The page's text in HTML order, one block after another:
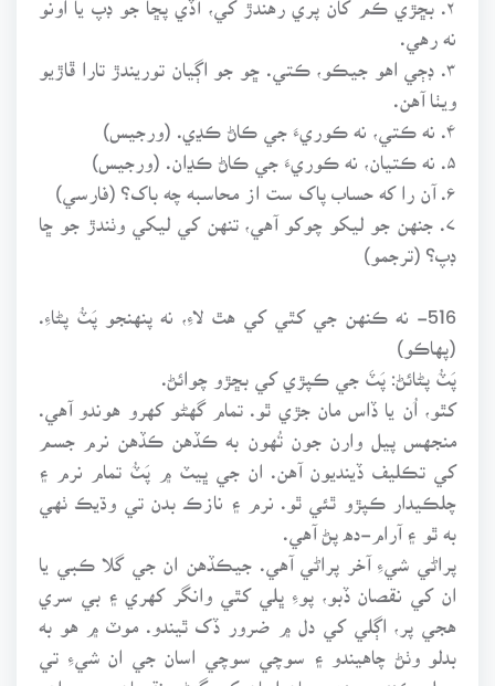
۳. ڊڄي اهو جيڪو، ڪتي. ڇو جو اڳيان توريندڙ تارا ڦاڙيو
ويٺا آهن.
۴. نه ڪتي، نه ڪوريءَ جي ڪاڻ ڪڍي. (ورجيس)
۷. جنهن جو ليکو چوکو آهي، تنهن کي ليکي وٺندڙ جو ڇا
ڊپ؟ (ترجمو)
516- نه ڪنهن جي کٿي کي هٿ لاءِ، نه پنهنجو پَٽُ پڻاءِ.
(پهاڪو)
پَٽُ پڻائڻ: پَٽَ جي ڪپڙي کي بڇڙو چوائڻ.
کٿو، اُن يا ڏاس مان جڙي ٿو. تمام گهڻو کهرو هوندو آهي.
منجهس پيل وارن جون تُهون به ڪڏهن ڪڏهن نرم جسم
کي تڪليف ڏينديون آهن. ان جي ڀيٽ ۾ پَٽُ تمام نرم ۽
چلڪيدار ڪپڙو ٿئي ٿو. نرم ۽ نازڪ بدن تي وڌيڪ ٺهي
به ٿو ۽ آرام-ده پڻ آهي.
پراڻي شيءِ آخر پراڻي آهي. جيڪڏهن ان جي گلا ڪبي يا
ان کي نقصان ڏبو، پوءِ ڀلي کٿي وانگر کهري ۽ بي سري
هجي پر، اڳلي کي دل ۾ ضرور ڏک ٿيندو. موٽ ۾ هو به
بدلو وٺڻ چاهيندو ۽ سوچي سوچي اسان جي ان شيءِ تي
حملو ڪندو، جنھن سان اسان کي گهڻو نقصان رسي. اهو